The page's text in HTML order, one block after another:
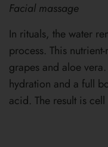
Facial massage
In rituals, the water
process. This
grapes and aloe
hydration and a full
acid. The result is